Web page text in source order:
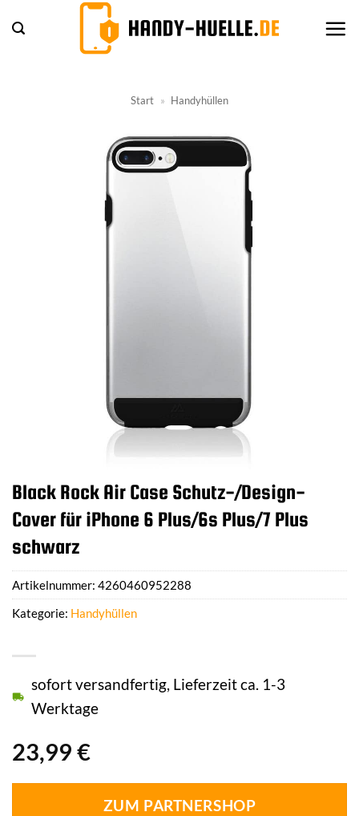
Inhalt
Start » Handyhüllen
Black Rock Air Case Schutz-/Design-
Cover für iPhone 6 Plus/6s Plus/7 Plus
schwarz
23,99 €
sofort versandfertig, Lieferzeit ca. 1-3
Werktage
ZUM PARTNERSHOP
Artikelnummer: 4260460952288
Kategorie: Handyhüllen